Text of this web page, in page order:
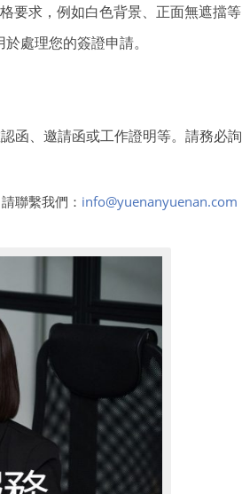
求，例如白色背景、正面無遮擋等
處理您的簽證申請。
函、邀請函或工作證明等。請務必
聯繫我們： info@yuenanyuenan.com